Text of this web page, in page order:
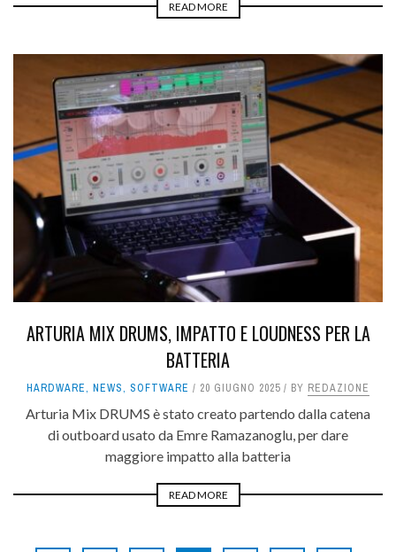
READ MORE
ARTURIA MIX DRUMS, IMPATTO E LOUDNESS PER LA
BATTERIA
HARDWARE, NEWS, SOFTWARE 20 GIUGNO 2025 BY REDAZIONE
Arturia Mix DRUMS è stato creato partendo dalla catena
di outboard usato da Emre Ramazanoglu, per dare
maggiore impatto alla batteria
READ MORE